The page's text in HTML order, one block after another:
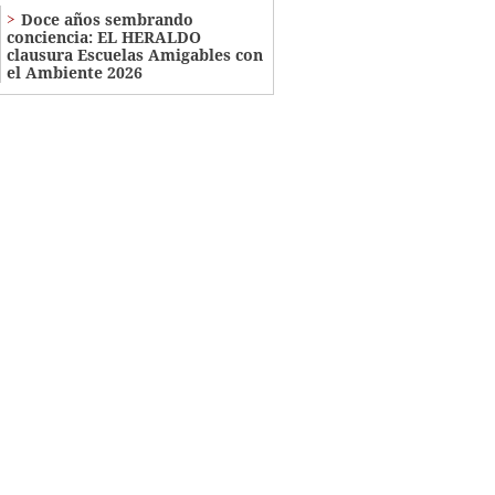
Doce años sembrando
conciencia: EL HERALDO
clausura Escuelas Amigables con
el Ambiente 2026